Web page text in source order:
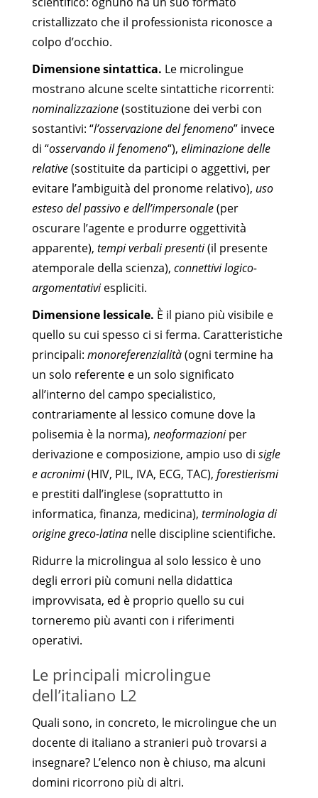
cristallizzato che il professionista riconosce a
colpo d’occhio.
Dimensione sintattica. Le microlingue
mostrano alcune scelte sintattiche ricorrenti:
nominalizzazione(sostituzione dei verbi con
sostantivi: “l’osservazione del fenomeno” invece
di “osservando il fenomeno“), eliminazione delle
relative(sostituite da participi o aggettivi, per
evitare l’ambiguità del pronome relativo), uso
esteso del passivo e dell’impersonale(per
oscurare l’agente e produrre oggettività
apparente), tempi verbali presenti(il presente
atemporale della scienza), connettivi logico-
argomentativiespliciti.
Dimensione lessicale. È il piano più visibile e
quello su cui spesso ci si ferma. Caratteristiche
principali: monoreferenzialità(ogni termine ha
un solo referente e un solo significato
all’interno del campo specialistico,
contrariamente al lessico comune dove la
polisemia è la norma), neoformazioniper
derivazione e composizione, ampio uso di sigle
e acronimi(HIV, PIL, IVA, ECG, TAC), forestierismi
e prestiti dall’inglese (soprattutto in
informatica, finanza, medicina), terminologia di
origine greco-latina nelle discipline scientifiche.
Ridurre la microlingua al solo lessico è uno
degli errori più comuni nella didattica
improvvisata, ed è proprio quello su cui
torneremo più avanti con i riferimenti
operativi.
Le principali microlingue
dell’italiano L2
Quali sono, in concreto, le microlingue che un
docente di italiano a stranieri può trovarsi a
insegnare? L’elenco non è chiuso, ma alcuni
domini ricorrono più di altri.